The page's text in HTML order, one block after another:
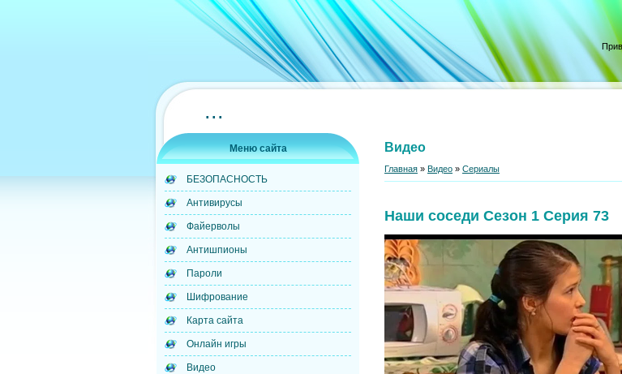
...
Меню сайта
БЕЗОПАСНОСТЬ
Антивирусы
Файерволы
Антишпионы
Пароли
Шифрование
Карта сайта
Онлайн игры
Видео
Видео
Главная » Видео » Сериалы
Наши соседи Сезон 1 Серия 73